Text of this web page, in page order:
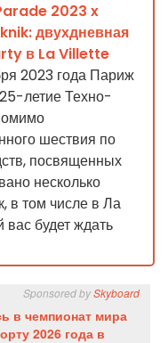
2023 x
двухдневная
в La Villette
2023 года Париж
летие Техно-
шествия по
посвященных
несколько
в том числе в Ла
вас будет ждать